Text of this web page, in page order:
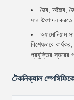
জৈব, অজৈব,
সার উৎপাদন করতে
অ্যামোনিয়াম
বিশেষভাবে
প্রযুক্তির স্তরের
টেকনিক্যাল